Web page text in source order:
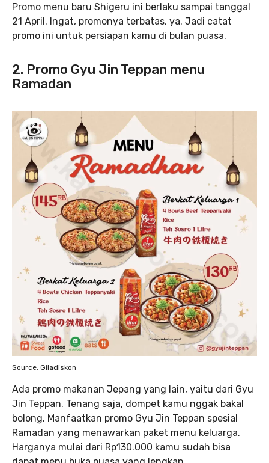
Promo menu baru Shigeru ini berlaku sampai tanggal
21 April. Ingat, promonya terbatas, ya. Jadi catat
promo ini untuk persiapan kamu di bulan puasa.
2. Promo Gyu Jin Teppan menu
Ramadan
Source: Giladiskon
Ada promo makanan Jepang yang lain, yaitu dari Gyu
Jin Teppan. Tenang saja, dompet kamu nggak bakal
bolong. Manfaatkan promo Gyu Jin Teppan spesial
Ramadan yang menawarkan paket menu keluarga.
Harganya mulai dari Rp130.000 kamu sudah bisa